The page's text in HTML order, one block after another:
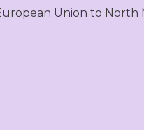
Union to North